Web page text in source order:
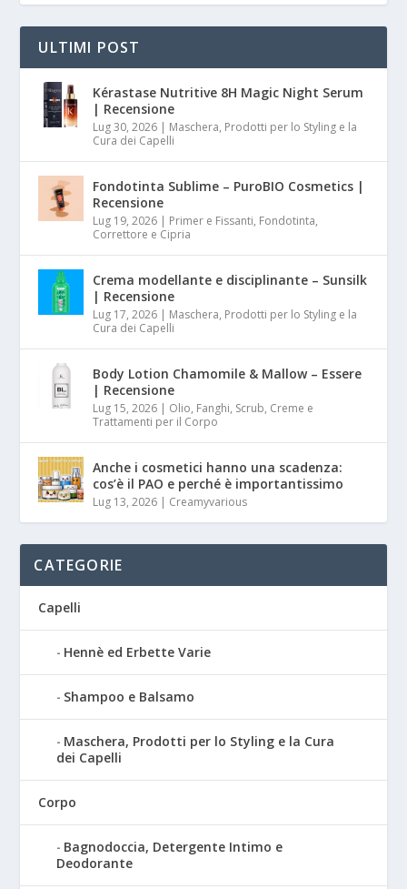
ULTIMI POST
Kérastase Nutritive 8H Magic Night Serum
| Recensione
Lug 30, 2026 | Maschera, Prodotti per lo Styling e la
Cura dei Capelli
Fondotinta Sublime – PuroBIO Cosmetics |
Recensione
Lug 19, 2026 | Primer e Fissanti, Fondotinta,
Correttore e Cipria
Crema modellante e disciplinante – Sunsilk
| Recensione
Lug 17, 2026 | Maschera, Prodotti per lo Styling e la
Cura dei Capelli
Body Lotion Chamomile & Mallow – Essere
| Recensione
Lug 15, 2026 | Olio, Fanghi, Scrub, Creme e
Trattamenti per il Corpo
Anche i cosmetici hanno una scadenza:
cos’è il PAO e perché è importantissimo
Lug 13, 2026 | Creamyvarious
CATEGORIE
Capelli
Hennè ed Erbette Varie
Shampoo e Balsamo
Maschera, Prodotti per lo Styling e la Cura
dei Capelli
Corpo
Bagnodoccia, Detergente Intimo e
Deodorante